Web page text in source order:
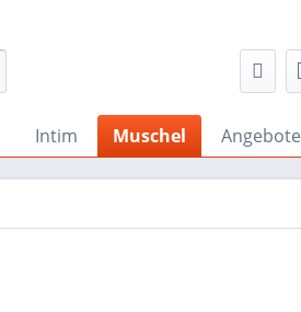
Intim Muschel Angebote